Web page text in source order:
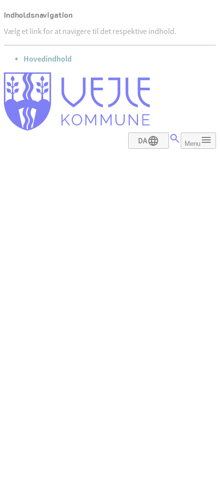
Indholdsnavigation
Vælg et link for at navigere til det respektive indhold.
gå til
Hovedindhold
DA Menu